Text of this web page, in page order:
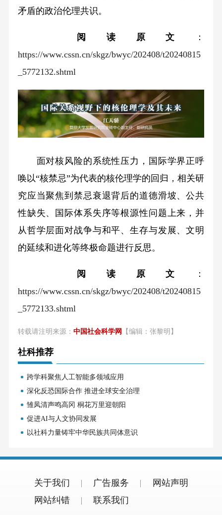
矛盾的政治伦理共识。
阅读原文
：
https://www.cssn.cn/skgz/bwyc/202408/t20240815
_5772132.shtml
面对核风险的系统性压力，国际学界正呼
唤以“核禁忌”为代表的核伦理学的回归，相关研
究应当聚焦到禁忌衰退背后的道德滑坡、公共
性缺失、国际体系失序等根源性问题上来，并
从哲学层面对战争与和平、生存与发展、文明
的延续和进化等终极命题进行反思。
阅读原文
：
https://www.cssn.cn/skgz/bwyc/202408/t20240815
_5772133.shtml
转载请注明来源： 中国社会科学网 【编辑：张黎明】
社科推荐
跨学科聚焦人工智能多领域应用
深化反恐国际合作 推进全球安全治理
雏凤清声鸣高冈 桐花万里迎朝阳
促进AI与人文协同发展
以社科力量铸牢中华民族共同体意识
关于我们 广告服务
网站声明
网站纠错
联系我们